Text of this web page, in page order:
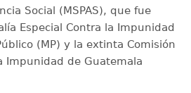
Social (MSPAS), que fue
Especial Contra la Impunidad
(MP) y la extinta Comisión
Impunidad de Guatemala